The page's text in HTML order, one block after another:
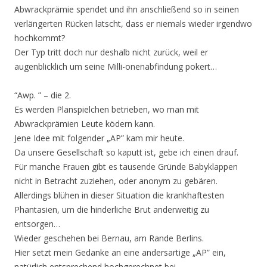
Abwrackprämie spendet und ihn anschließend so in seinen
verlängerten Rücken latscht, dass er niemals wieder irgendwo
hochkommt?
Der Typ tritt doch nur deshalb nicht zurück, weil er
augenblicklich um seine Milli-onenabfindung pokert…
“Awp. ” – die 2.
Es werden Planspielchen betrieben, wo man mit
Abwrackprämien Leute ködern kann.
Jene Idee mit folgender „AP” kam mir heute.
Da unsere Gesellschaft so kaputt ist, gebe ich einen drauf.
Für manche Frauen gibt es tausende Gründe Babyklappen
nicht in Betracht zuziehen, oder anonym zu gebären.
Allerdings blühen in dieser Situation die krankhaftesten
Phantasien, um die hinderliche Brut anderweitig zu
entsorgen…
Wieder geschehen bei Bernau, am Rande Berlins.
Hier setzt mein Gedanke an eine andersartige „AP” ein,